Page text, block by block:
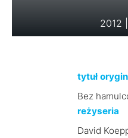
2012
tytuł
Bez
reżyseria
David